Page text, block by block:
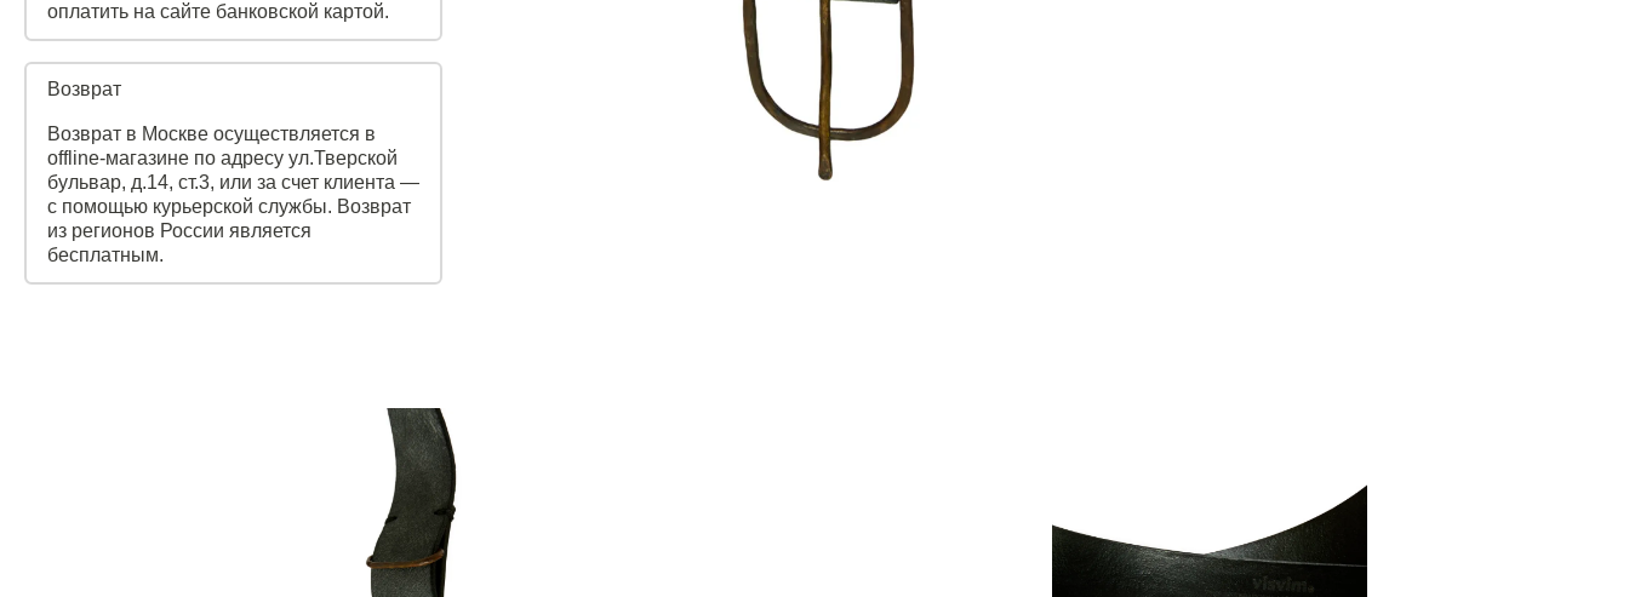
оплатить на сайте банковской картой.
Возврат
Возврат в Москве осуществляется в
offline-магазине по адресу ул.Тверской
бульвар, д.14, ст.3, или за счет клиента —
с помощью курьерской службы. Возврат
из регионов России является
бесплатным.